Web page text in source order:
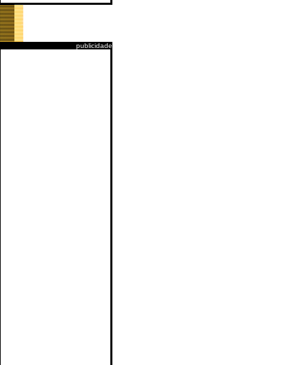
publicidade